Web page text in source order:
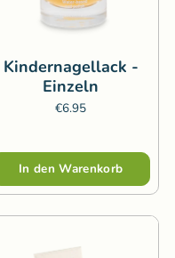
Kindernagellack -
Einzeln
€6.95
In den Warenkorb